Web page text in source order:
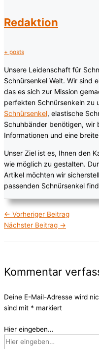
Redaktion
+ posts
Unsere Leidenschaft für
Schnürsenkel Welt. Wir sind
das es sich zur Mission
perfekten Schnürsenkeln zu
Schnürsenkel, elastische
Schuhbänder benötigen, wir
Informationen und eine
Unser Ziel ist es, Ihnen den
wie möglich zu gestalten.
Artikel möchten wir
passenden Schnürsenkel
← Vorheriger Beitrag
Nächster Beitrag →
Kommentar
Deine E-Mail-Adresse wird
sind mit * markiert
Hier eingeben…